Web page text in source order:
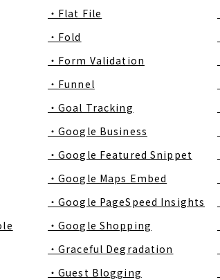
・Flat File
・Fold
・Form Validation
・Funnel
・Goal Tracking
・Google Business
・Google Featured Snippet
・Google Maps Embed
・Google PageSpeed Insights
・Google Shopping
・Graceful Degradation
・Guest Blogging